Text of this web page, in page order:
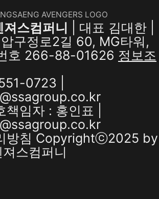
스컴퍼니 | 대표 김대한 |
구정로2길 60, MG타워,
호 266-88-01626 정보조
0723 |
임자 : 홍인표 |
방침 Copyrightⓒ2025 by
스컴퍼니